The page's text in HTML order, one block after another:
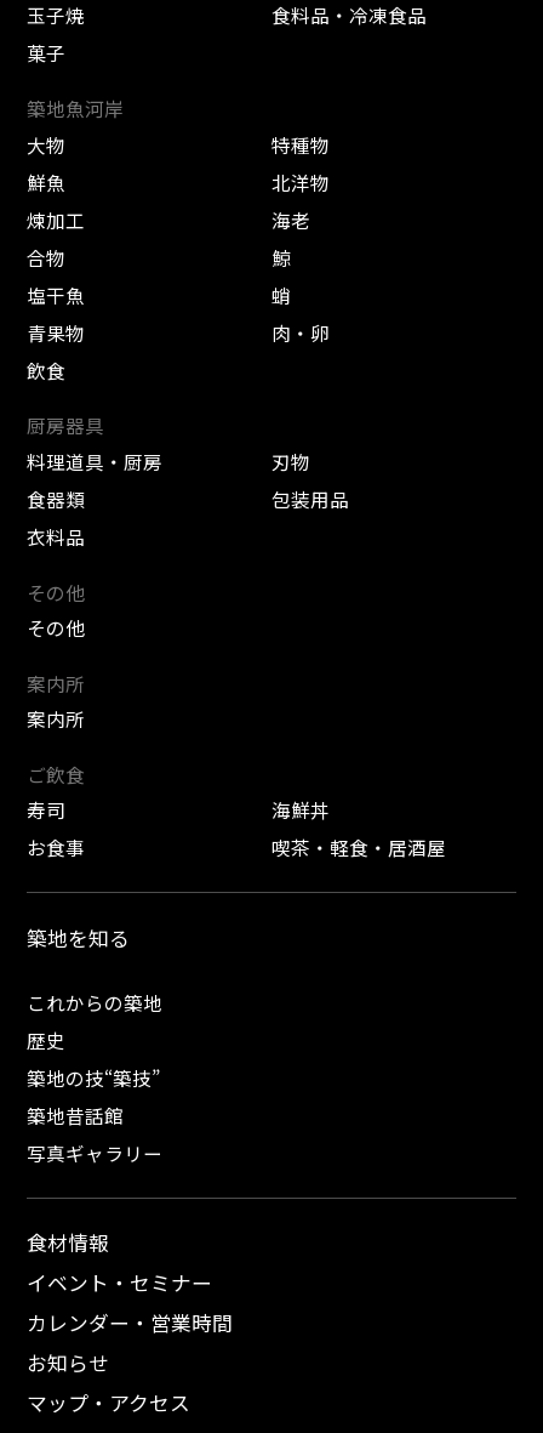
玉子焼
食料品・冷凍食品
菓子
築地魚河岸
大物
特種物
鮮魚
北洋物
煉加工
海老
合物
鯨
塩干魚
蛸
青果物
肉・卵
飲食
厨房器具
料理道具・厨房
刃物
食器類
包装用品
衣料品
その他
その他
案内所
案内所
ご飲食
寿司
海鮮丼
お食事
喫茶・軽食・居酒屋
築地を知る
これからの築地
歴史
築地の技“築技”
築地昔話館
写真ギャラリー
食材情報
イベント・セミナー
カレンダー・営業時間
お知らせ
マップ・アクセス